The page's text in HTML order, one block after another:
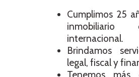
Cumplimos 25
inmobiliario
internacional.
Brindamos
legal, fiscal y